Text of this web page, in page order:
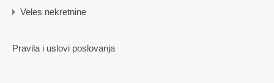
Veles nekretnine
Pravila i uslovi poslovanja